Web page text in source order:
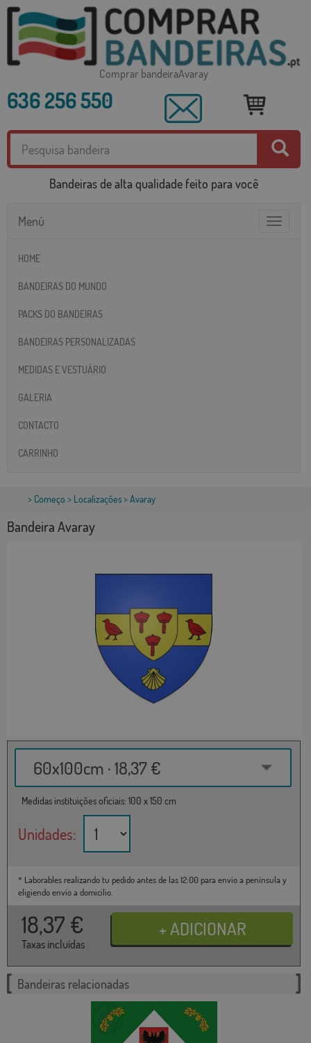
Comprar bandeiraAvaray
636 256 550
Bandeiras de alta qualidade feito para você
Toggle
Menú
HOME
BANDEIRAS DO MUNDO
PACKS DO BANDEIRAS
BANDEIRAS PERSONALIZADAS
MEDIDAS E VESTUÁRIO
GALERIA
CONTACTO
CARRINHO
> Começo > Localizações> Avaray
Bandeira Avaray
60x100cm · 18,37 €
Medidas instituições oficiais: 100 x 150 cm
Unidades:
* Laborables realizando tu pedido antes de las 12:00 para envío a península y
eligiendo envío a domicilio.
18,37 €
Taxas incluídas
Bandeiras relacionadas